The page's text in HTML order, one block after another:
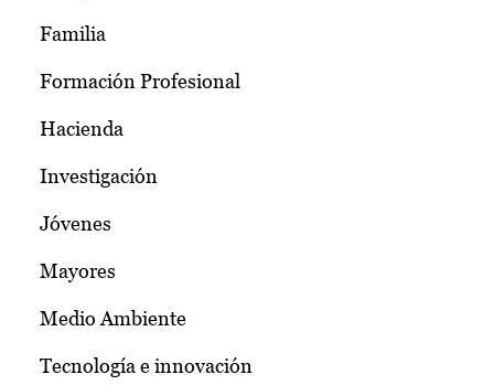
Familia
Formación Profesional
Hacienda
Investigación
Jóvenes
Mayores
Medio Ambiente
Tecnología e innovación